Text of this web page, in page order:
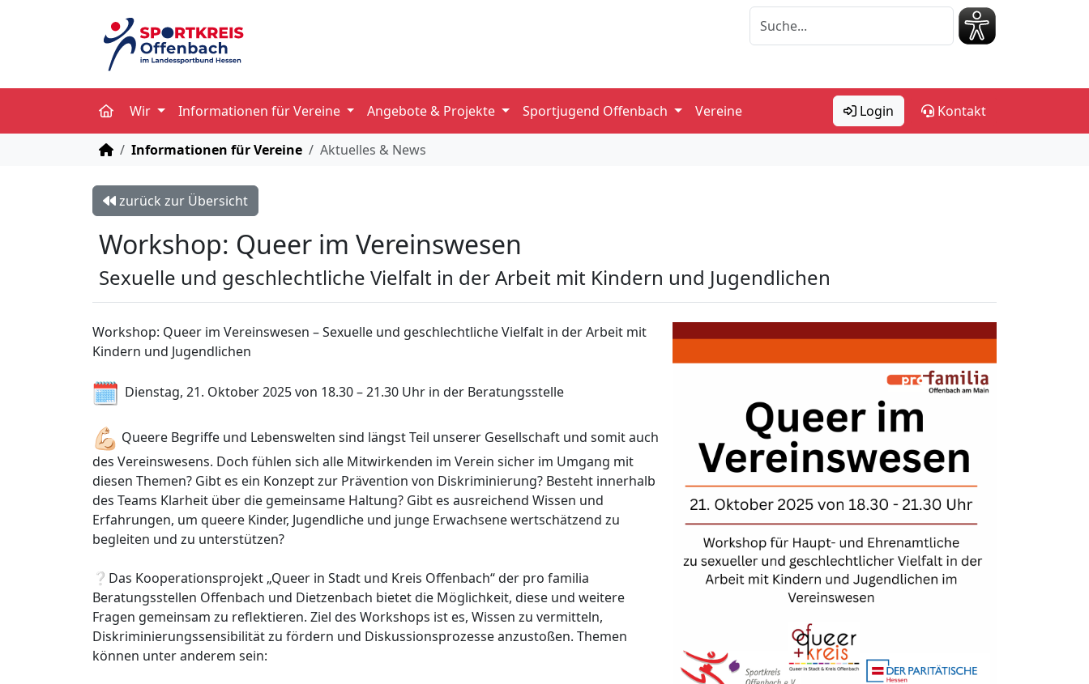
Wir Informationen für Vereine Angebote & Projekte Sportjugend Offenbach Vereine Login Kontakt
STARTSEITE
Informationen für Vereine Aktuelles & News
zurück zur Übersicht
Workshop: Queer im Vereinswesen
Sexuelle und geschlechtliche Vielfalt in der Arbeit mit Kindern und Jugendlichen
Workshop: Queer im Vereinswesen – Sexuelle und geschlechtliche Vielfalt in der Arbeit mit
Kindern und Jugendlichen
Dienstag, 21. Oktober 2025 von 18.30 – 21.30 Uhr in der Beratungsstelle
Queere Begriffe und Lebenswelten sind längst Teil unserer Gesellschaft und somit auch
des Vereinswesens. Doch fühlen sich alle Mitwirkenden im Verein sicher im Umgang mit
diesen Themen? Gibt es ein Konzept zur Prävention von Diskriminierung? Besteht innerhalb
des Teams Klarheit über die gemeinsame Haltung? Gibt es ausreichend Wissen und
Erfahrungen, um queere Kinder, Jugendliche und junge Erwachsene wertschätzend zu
begleiten und zu unterstützen?
❔Das Kooperationsprojekt „Queer in Stadt und Kreis Offenbach“ der pro familia
Beratungsstellen Offenbach und Dietzenbach bietet die Möglichkeit, diese und weitere
Fragen gemeinsam zu reflektieren. Ziel des Workshops ist es, Wissen zu vermitteln,
Diskriminierungssensibilität zu fördern und Diskussionsprozesse anzustoßen. Themen
können unter anderem sein: